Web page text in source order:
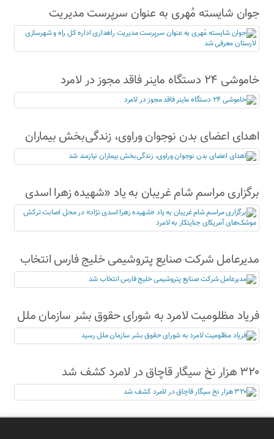
جوان شایسته مُهری به عنوان سرپرست مدیریت
راهداری اداره کل راه و شهرسازی لارستان معرفی شد
خاموشی ۲۴ دستگاه ماینر فاقد مجوز در لامرد
اهدای اعضای بدن نوجوان وراوی، زندگی‌بخش بیماران
نیازمند شد
برگزاری مراسم شام غریبان به یاد «شهیده زهرا اسدی
نژاد» در محل اصابت ترکش موشک‌های آمریکای
جنایتکار به لامرد
مدیرعامل شرکت صنایع پتروشیمی خلیج فارس انتخاب
شد
فریاد مظلومیت لامرد به شورای حقوق بشر سازمان ملل
رسید
۳۲۰ هزار نخ سیگار قاچاق در لامرد کشف شد